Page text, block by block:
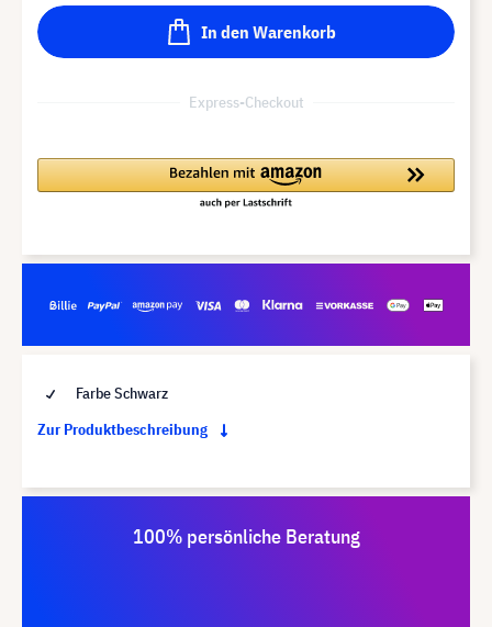
In den Warenkorb
Express-Checkout
Farbe Schwarz
Zur Produktbeschreibung
100% persönliche Beratung